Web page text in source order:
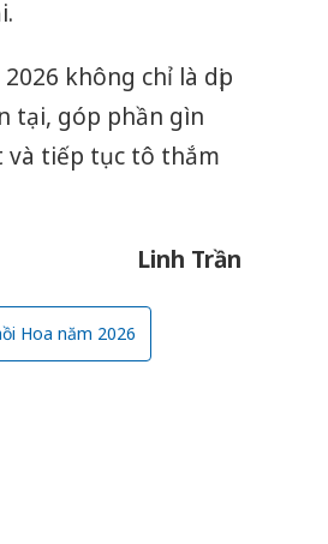
không chỉ là dịp
tại, góp phần gìn
và tiếp tục tô thắm
Linh Trần
Hoa năm 2026